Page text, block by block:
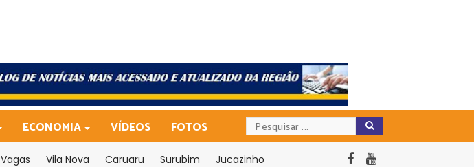
ECONOMIA VÍDEOS FOTOS
Vagas Vila Nova Caruaru Surubim Jucazinho